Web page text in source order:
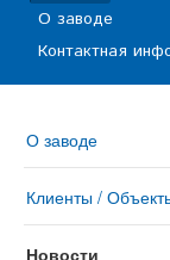
О заводе
Контактная
О заводе
Клиенты /
Новости